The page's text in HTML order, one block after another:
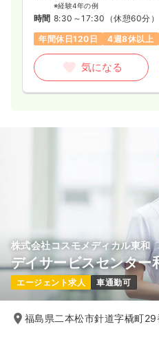
※経験4年の例
時間 8:30～17:30 （休憩60分）
年間休日120日
4週8休以上
気になる
株式会社コスモメディカル東和
デイサービスセンター
エージェント求人 車通勤可
福島県二本松市針道字橇町29